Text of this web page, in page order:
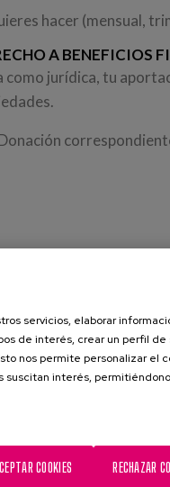
hacer (mensual,
A BENEFICIOS
como jurídica, tu
ver cómo mejora la
de crowdfunding
la vida de toda una
mundo.
servicios, elaborar
de interés, crear un perfil de
nos permite personalizar el
interés,
RECHAZAR
COOKIES